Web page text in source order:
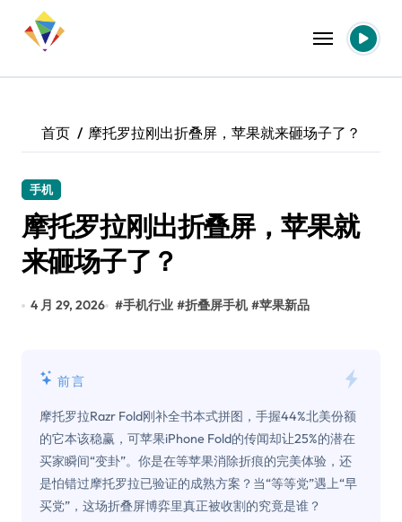
首页 摩托罗拉刚出折叠屏，苹果就来砸场子了？
手机
摩托罗拉刚出折叠屏，苹果就
来砸场子了？
4 月 29, 2026 #手机行业 #折叠屏手机 #苹果新品
前言
摩托罗拉Razr Fold刚补全书本式拼图，手握44%北美份额
的它本该稳赢，可苹果iPhone Fold的传闻却让25%的潜在
买家瞬间“变卦”。你是在等苹果消除折痕的完美体验，还
是怕错过摩托罗拉已验证的成熟方案？当“等等党”遇上“早
买党”，这场折叠屏博弈里真正被收割的究竟是谁？